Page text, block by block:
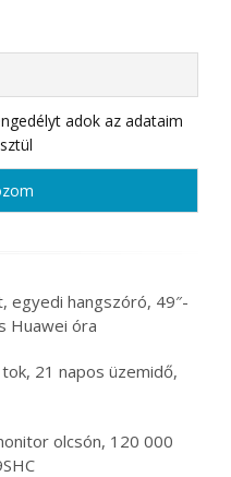
adok az adataim
egyedi hangszóró, 49″-
Huawei óra
21 napos üzemidő,
olcsón, 120 000